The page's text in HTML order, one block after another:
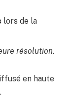
lors de la
résolution.
en haute